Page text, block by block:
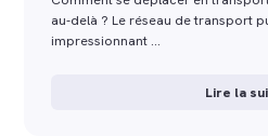
au-delà ? Le réseau de transport
impressionnant …
Lire la